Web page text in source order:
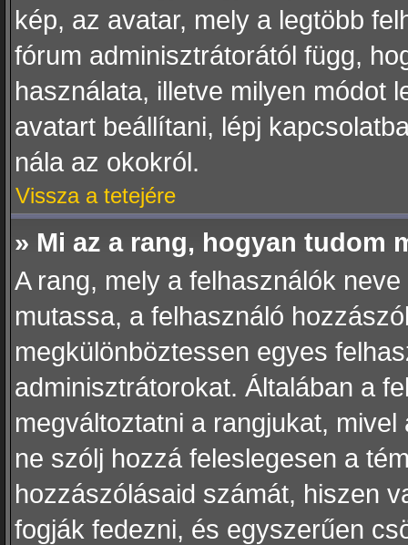
kép, az avatar, mely a legtöbb
fórum adminisztrátorától függ,
használata, illetve milyen módot
avatart beállítani, lépj
nála az okokról.
Vissza a tetejére
» Mi az a rang, hogyan tudom
A rang, mely a felhasználók
mutassa, a felhasználó
megkülönböztessen egyes
adminisztrátorokat. Általában a
megváltoztatni a rangjukat,
ne szólj hozzá feleslegesen a
hozzászólásaid számát, hiszen
fogják fedezni, és egyszerűen